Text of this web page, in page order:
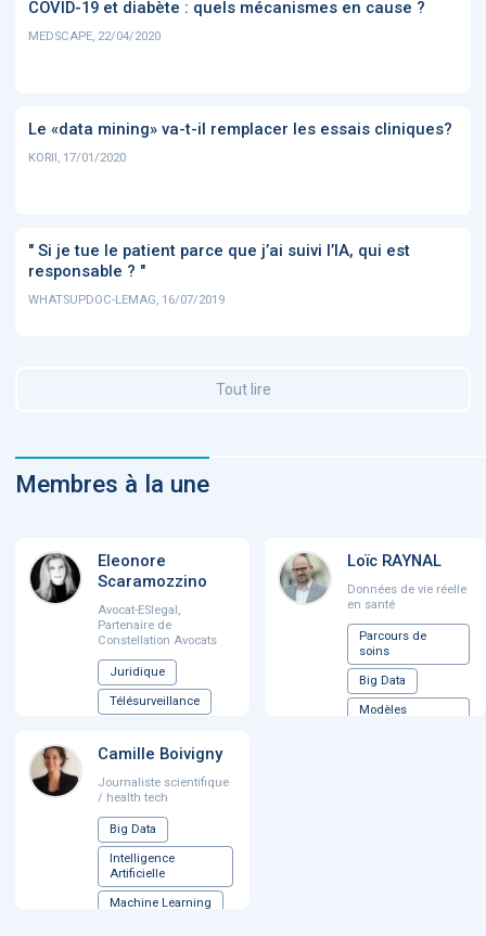
COVID-19 et diabète : quels mécanismes en cause ?
MEDSCAPE, 22/04/2020
Le «data mining» va-t-il remplacer les essais cliniques?
KORII, 17/01/2020
" Si je tue le patient parce que j’ai suivi l’IA, qui est
responsable ? "
WHATSUPDOC-LEMAG, 16/07/2019
Tout lire
Membres à la une
Eleonore
Scaramozzino
Avocat-ESlegal,
Partenaire de
Constellation Avocats
Juridique
Télésurveillance
médicale
Intelligence
Artificielle
...
Camille Boivigny
Journaliste scientifique
/ health tech
Big Data
Intelligence
Artificielle
Machine Learning
Loïc RAYNAL
Données de vie réelle
en santé
Parcours de
soins
Big Data
Modèles